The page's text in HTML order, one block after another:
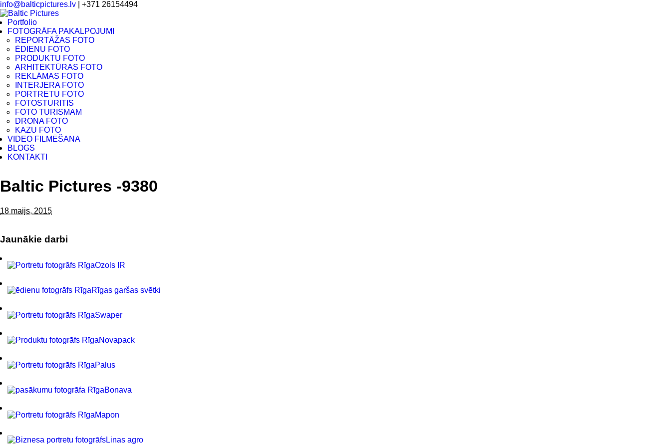
info@balticpictures.lv | +371 26154494
Portfolio
FOTOGRĀFA PAKALPOJUMI
REPORTĀŽAS FOTO
ĒDIENU FOTO
PRODUKTU FOTO
ARHITEKTŪRAS FOTO
REKLĀMAS FOTO
INTERJERA FOTO
PORTRETU FOTO
FOTOSTŪRĪTIS
FOTO TŪRISMAM
DRONA FOTO
KĀZU FOTO
VIDEO FILMĒŠANA
BLOGS
KONTAKTI
Baltic Pictures -9380
18 maijs, 2015
Jaunākie darbi
Ozols IR
Rīgas garšas svētki
Swaper
Novapack
Palus
Bonava
Mapon
Linas agro